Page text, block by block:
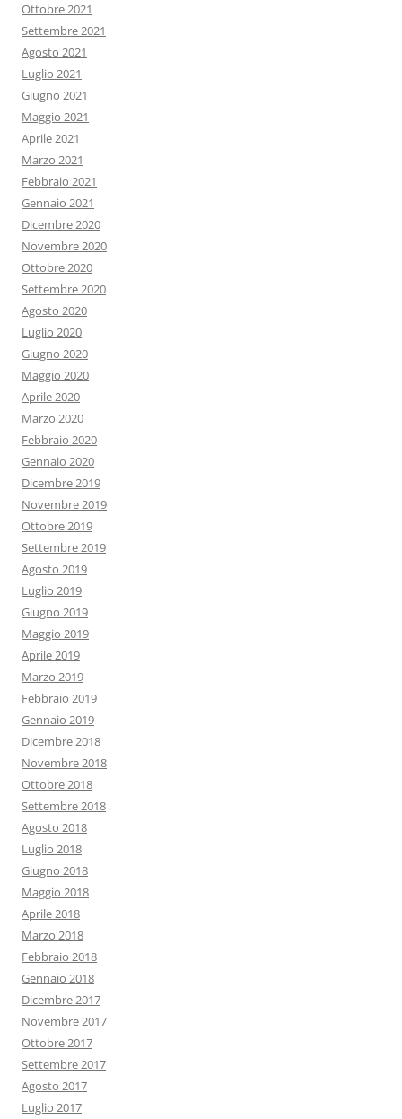
Ottobre 2021
Settembre 2021
Agosto 2021
Luglio 2021
Giugno 2021
Maggio 2021
Aprile 2021
Marzo 2021
Febbraio 2021
Gennaio 2021
Dicembre 2020
Novembre 2020
Ottobre 2020
Settembre 2020
Agosto 2020
Luglio 2020
Giugno 2020
Maggio 2020
Aprile 2020
Marzo 2020
Febbraio 2020
Gennaio 2020
Dicembre 2019
Novembre 2019
Ottobre 2019
Settembre 2019
Agosto 2019
Luglio 2019
Giugno 2019
Maggio 2019
Aprile 2019
Marzo 2019
Febbraio 2019
Gennaio 2019
Dicembre 2018
Novembre 2018
Ottobre 2018
Settembre 2018
Agosto 2018
Luglio 2018
Giugno 2018
Maggio 2018
Aprile 2018
Marzo 2018
Febbraio 2018
Gennaio 2018
Dicembre 2017
Novembre 2017
Ottobre 2017
Settembre 2017
Agosto 2017
Luglio 2017